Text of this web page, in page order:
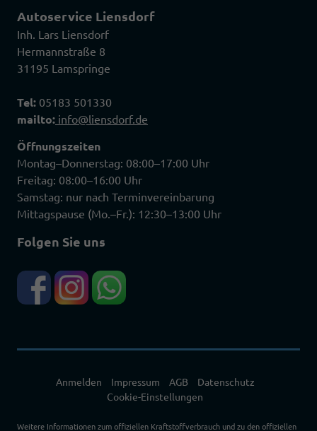
Autoservice Liensdorf
Inh. Lars Liensdorf
Hermannstraße 8
31195 Lamspringe
Tel: 05183 501330
mailto: info@liensdorf.de
Öffnungszeiten
Montag–Donnerstag: 08:00–17:00 Uhr
Freitag: 08:00–16:00 Uhr
Samstag: nur nach Terminvereinbarung
Mittagspause (Mo.–Fr.): 12:30–13:00 Uhr
Folgen Sie uns
Anmelden Impressum AGB
Datenschutz
Cookie-Einstellungen
Weitere Informationen zum offiziellen Kraftstoffverbrauch und zu den offiziellen